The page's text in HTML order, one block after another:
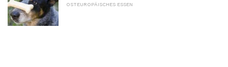
OSTEUROPÄISCHES ESSEN